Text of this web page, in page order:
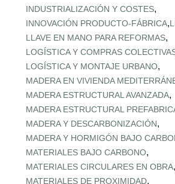
INDUSTRIALIZACIÓN Y COSTES,
INNOVACIÓN PRODUCTO-FÁBRICA,
LLAVE EN MANO PARA REFORMAS,
LOGÍSTICA Y COMPRAS
LOGÍSTICA Y MONTAJE URBANO,
MADERA EN VIVIENDA
MADERA ESTRUCTURAL AVANZADA,
MADERA ESTRUCTURAL
MADERA Y DESCARBONIZACIÓN,
MADERA Y HORMIGÓN BAJO
MATERIALES BAJO CARBONO,
MATERIALES CIRCULARES EN OBRA,
MATERIALES DE PROXIMIDAD,